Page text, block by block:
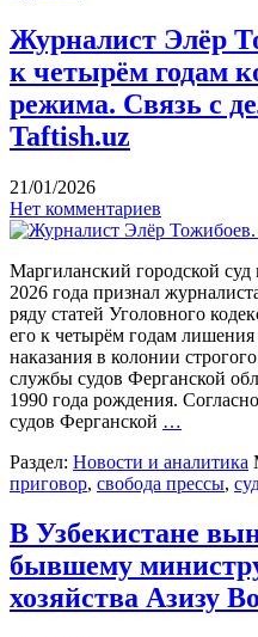
Журналист Элёр
к четырём годам
режима. Связь с
Taftish.uz
21/01/2026
Нет комментариев
Маргиланский городской
2026 года признал
ряду статей Уголовного
его к четырём годам
наказания в колонии
службы судов Ферганской
1990 года рождения.
судов Ферганской …
Раздел: Новости и аналитика
приговор, свобода прессы,
В Узбекистане
бывшему
хозяйства Азизу